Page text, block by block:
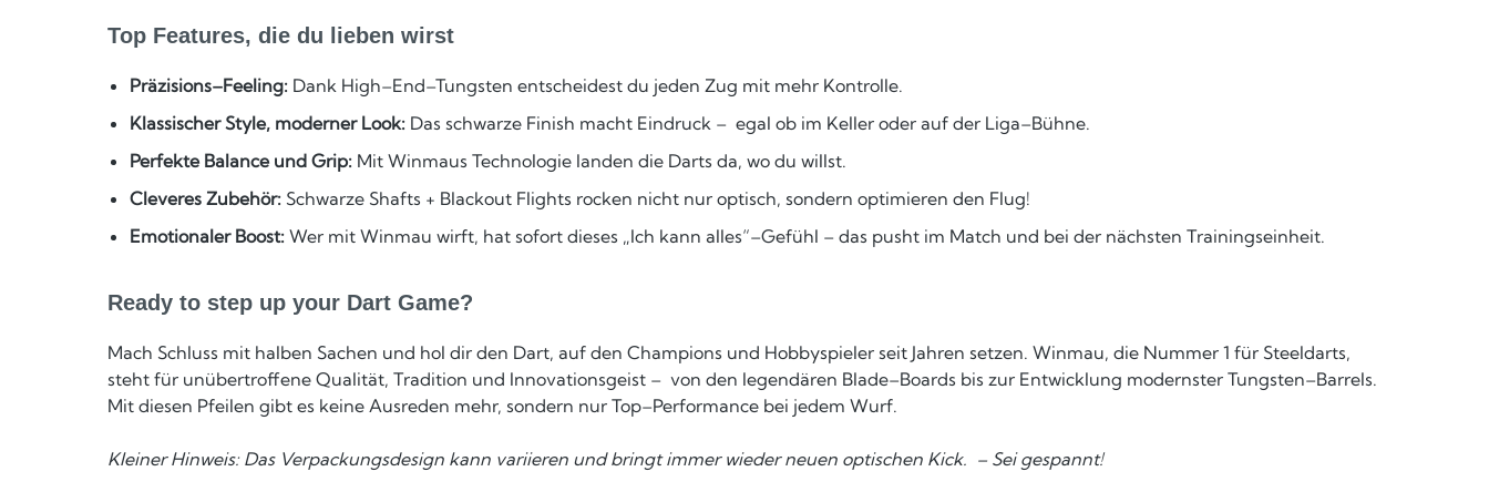
Top Features, die du lieben wirst
Präzisions–Feeling: Dank High–End–Tungsten entscheidest du jeden Zug mit mehr Kontrolle.
Klassischer Style, moderner Look: Das schwarze Finish macht Eindruck – egal ob im Keller oder auf der Liga–Bühne.
Perfekte Balance und Grip: Mit Winmaus Technologie landen die Darts da, wo du willst.
Cleveres Zubehör: Schwarze Shafts + Blackout Flights rocken nicht nur optisch, sondern optimieren den Flug!
Emotionaler Boost: Wer mit Winmau wirft, hat sofort dieses „Ich kann alles“–Gefühl – das pusht im Match und bei der nächsten Trainingseinheit.
Ready to step up your Dart Game?
Mach Schluss mit halben Sachen und hol dir den Dart, auf den Champions und Hobbyspieler seit Jahren setzen. Winmau, die Nummer 1 für Steeldarts,
steht für unübertroffene Qualität, Tradition und Innovationsgeist – von den legendären Blade–Boards bis zur Entwicklung modernster Tungsten–Barrels.
Mit diesen Pfeilen gibt es keine Ausreden mehr, sondern nur Top–Performance bei jedem Wurf.
Kleiner Hinweis: Das Verpackungsdesign kann variieren und bringt immer wieder neuen optischen Kick. – Sei gespannt!